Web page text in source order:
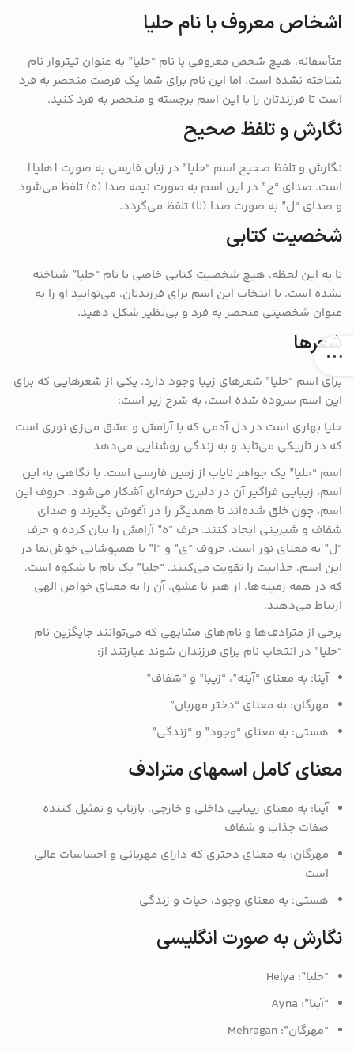
اشخاص معروف با نام حلیا
متأسفانه، هیچ شخص معروفی با نام “حلیا” به عنوان تیتروار نام
شناخته نشده است. اما این نام برای شما یک فرصت منحصر به فرد
است تا فرزندتان را با این اسم برجسته و منحصر به فرد کنید.
نگارش و تلفظ صحیح
نگارش و تلفظ صحیح اسم “حلیا” در زبان فارسی به صورت [هلیا]
است. صدای “ح” در این اسم به صورت نیمه صدا (ه) تلفظ می‌شود
و صدای “ل” به صورت صدا (لا) تلفظ می‌گردد.
شخصیت کتابی
تا به این لحظه، هیچ شخصیت کتابی خاصی با نام “حلیا” شناخته
نشده است. با انتخاب این اسم برای فرزندتان، می‌توانید او را به
عنوان شخصیتی منحصر به فرد و بی‌نظیر شکل دهید.
شعرها
برای اسم “حلیا” شعرهای زیبا وجود دارد. یکی از شعرهایی که برای
این اسم سروده شده است، به شرح زیر است:
حلیا بهاری است در دل آدمی که با آرامش و عشق می‌زی نوری است
که در تاریکی می‌تابد و به زندگی روشنایی می‌دهد
اسم “حلیا” یک جواهر نایاب از زمین فارسی است. با نگاهی به این
اسم، زیبایی فراگیر آن در دلبری حرفه‌ای آشکار می‌شود. حروف این
اسم، چون خلق شده‌اند تا همدیگر را در آغوش بگیرند و صدای
شفاف و شیرینی ایجاد کنند. حرف “ه” آرامش را بیان کرده و حرف
“ل” به معنای نور است. حروف “ی” و “ا” با همپوشانی خوش‌نما در
این اسم، جذابیت را تقویت می‌کنند. “حلیا” یک نام با شکوه است،
که در همه زمینه‌ها، از هنر تا عشق، آن را به معنای خواص الهی
ارتباط می‌دهند.
برخی از مترادف‌ها و نام‌های مشابهی که می‌توانند جایگزین نام
“حلیا” در انتخاب نام برای فرزندان شوند عبارتند از:
آینا: به معنای “آینه”، “زیبا” و “شفاف”
مهرگان: به معنای “دختر مهربان”
هستی: به معنای “وجود” و “زندگی”
معنای کامل اسمهای مترادف
آینا: به معنای زیبایی داخلی و خارجی، بازتاب و تمثیل کننده
صفات جذاب و شفاف
مهرگان: به معنای دختری که دارای مهربانی و احساسات عالی
است
هستی: به معنای وجود، حیات و زندگی
نگارش به صورت انگلیسی
“حلیا”: Helya
“آینا”: Ayna
“مهرگان”: Mehragan